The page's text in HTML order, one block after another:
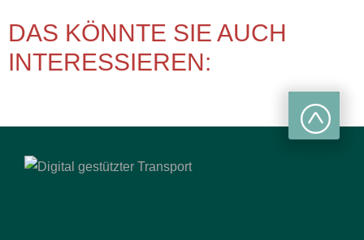
DAS KÖNNTE SIE AUCH
INTERESSIEREN: